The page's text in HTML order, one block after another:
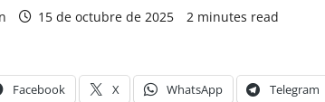
15 de octubre de 2025 2 minutes read
Facebook X WhatsApp Telegram